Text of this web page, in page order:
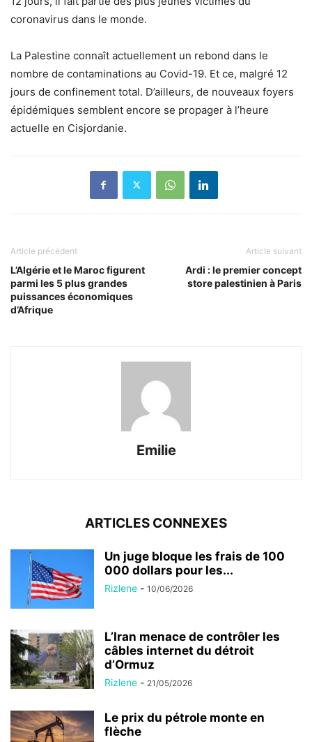
coronavirus dans le monde.
La Palestine connaît actuellement un rebond dans le
nombre de contaminations au Covid-19. Et ce, malgré 12
jours de confinement total. D’ailleurs, de nouveaux foyers
épidémiques semblent encore se propager à l’heure
actuelle en Cisjordanie.
Article précédent
L’Algérie et le Maroc figurent
parmi les 5 plus grandes
puissances économiques
d’Afrique
Article suivant
Ardi : le premier concept
store palestinien à Paris
Emilie
ARTICLES CONNEXES
Un juge bloque les frais de 100
000 dollars pour les...
Rizlene - 10/06/2026
L’Iran menace de contrôler les
câbles internet du détroit
d’Ormuz
Rizlene - 21/05/2026
Le prix du pétrole monte en
flèche